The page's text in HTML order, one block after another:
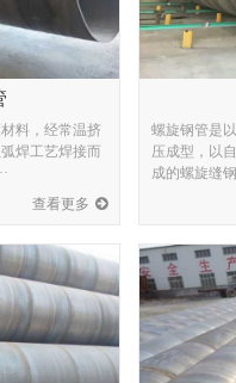
料，经常温挤
焊工艺焊接而
查看更多
螺旋钢管是
压成型，以
成的螺旋缝